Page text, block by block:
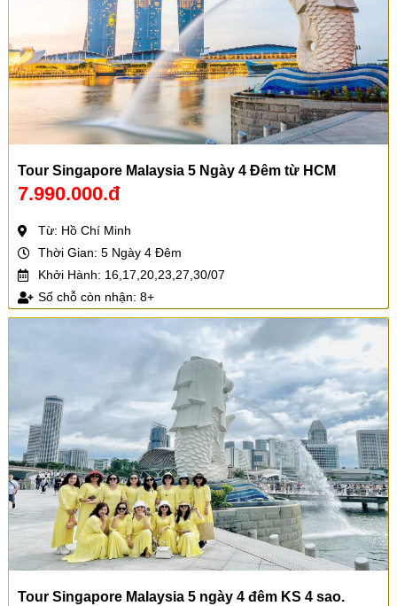
Tour Singapore Malaysia 5 Ngày 4 Đêm từ HCM
7.990.000.đ
Từ: Hồ Chí Minh
Thời Gian: 5 Ngày 4 Đêm
Khởi Hành: 16,17,20,23,27,30/07
Số chỗ còn nhận: 8+
Tour Singapore Malaysia 5 ngày 4 đêm KS 4 sao.